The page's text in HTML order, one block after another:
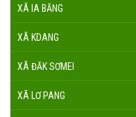
XÃ IA BĂNG
XÃ KDANG
XÃ ĐĂK SƠMEI
XÃ LƠ PANG